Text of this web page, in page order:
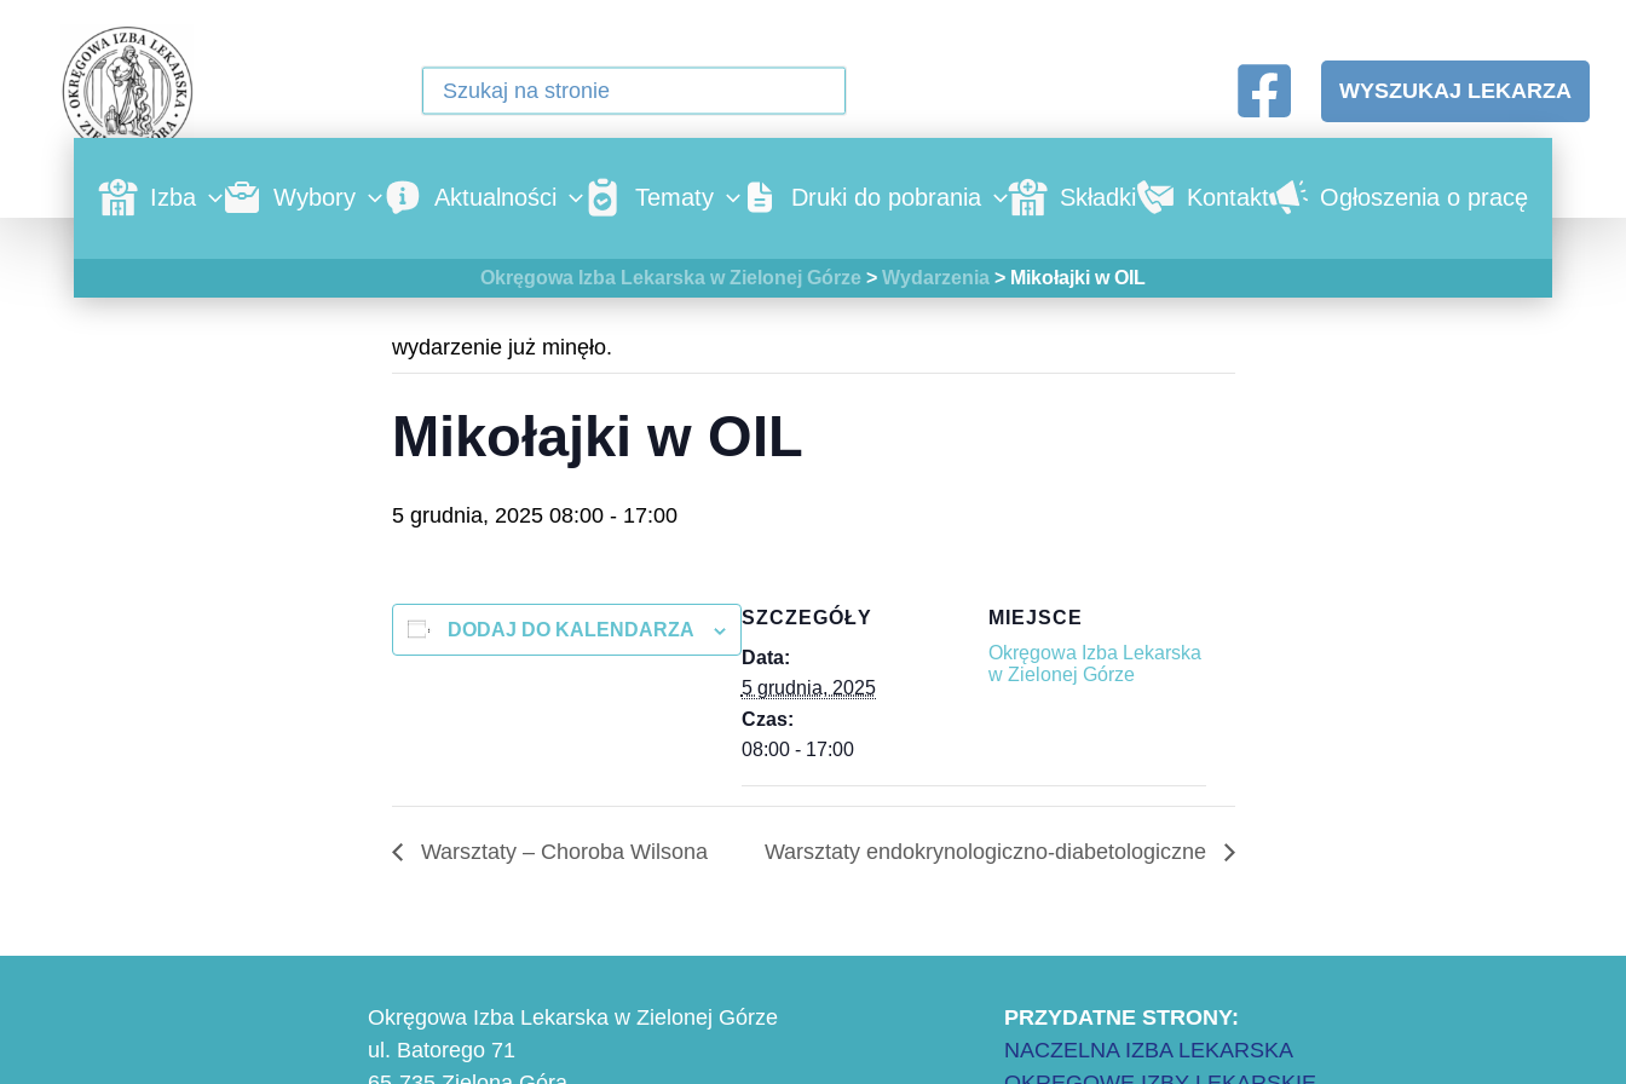
WYSZUKAJ LEKARZA
Izba Wybory Aktualności Tematy Druki do pobrania Składki Kontakt Ogłoszenia o pracę
Okręgowa Izba Lekarska w Zielonej Górze > Wydarzenia > Mikołajki w OIL
« Wszystkie Wydarzenia
wydarzenie już minęło.
Mikołajki w OIL
5 grudnia, 2025 08:00- 17:00
DODAJ DO KALENDARZA
SZCZEGÓŁY
Data:
5 grudnia, 2025
Czas:
08:00 - 17:00
MIEJSCE
Okręgowa Izba Lekarska
w Zielonej Górze
Warsztaty – Choroba Wilsona Warsztaty endokrynologiczno-diabetologiczne
Okręgowa Izba Lekarska w Zielonej Górze
ul. Batorego 71
PRZYDATNE STRONY:
NACZELNA IZBA LEKARSKA